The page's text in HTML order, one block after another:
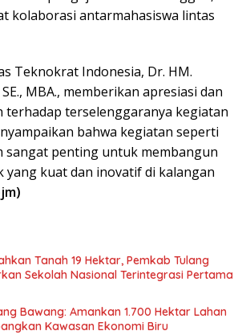
kolaborasi antarmahasiswa lintas
Teknokrat Indonesia, Dr. HM.
MBA., memberikan apresiasi dan
terhadap terselenggaranya kegiatan
bahwa kegiatan seperti
sangat penting untuk membangun
yang kuat dan inovatif di kalangan
Tanah 19 Hektar, Pemkab Tulang
Sekolah Nasional Terintegrasi Pertama
Bawang: Amankan 1.700 Hektar Lahan
Kawasan Ekonomi Biru